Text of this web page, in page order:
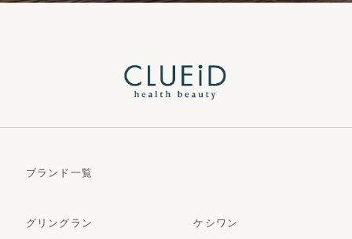
ブランド一覧
グリングラン
ケシワン